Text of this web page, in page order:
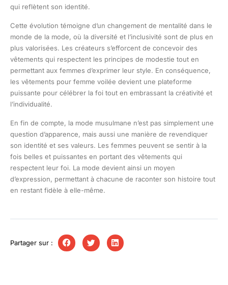
qui reflètent son identité.
Cette évolution témoigne d’un changement de mentalité dans le
monde de la mode, où la diversité et l’inclusivité sont de plus en
plus valorisées. Les créateurs s’efforcent de concevoir des
vêtements qui respectent les principes de modestie tout en
permettant aux femmes d’exprimer leur style. En conséquence,
les vêtements pour femme voilée devient une plateforme
puissante pour célébrer la foi tout en embrassant la créativité et
l’individualité.
En fin de compte, la mode musulmane n’est pas simplement une
question d’apparence, mais aussi une manière de revendiquer
son identité et ses valeurs. Les femmes peuvent se sentir à la
fois belles et puissantes en portant des vêtements qui
respectent leur foi. La mode devient ainsi un moyen
d’expression, permettant à chacune de raconter son histoire tout
en restant fidèle à elle-même.
Partager sur :